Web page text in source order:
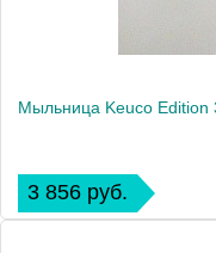
Мыльница Keuco Edition
3 856 руб.